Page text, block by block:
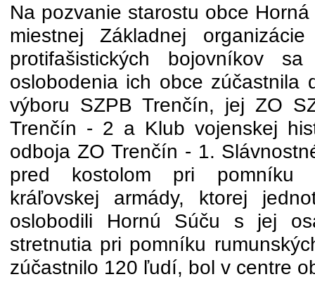
Na pozvanie starostu obce
miestnej Základnej
protifašistických bojovníkov
oslobodenia ich obce zúčastnila
výboru SZPB Trenčín, jej ZO
Trenčín - 2 a Klub vojenskej
odboja ZO Trenčín - 1.
pred kostolom pri pomníku
kráľovskej armády, ktorej
oslobodili Hornú Súču s jej
stretnutia pri pomníku
zúčastnilo 120 ľudí, bol v centre